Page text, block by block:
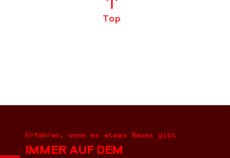
Top
Erfahren, wenn es etwas Neues gibt
IMMER AUF DEM